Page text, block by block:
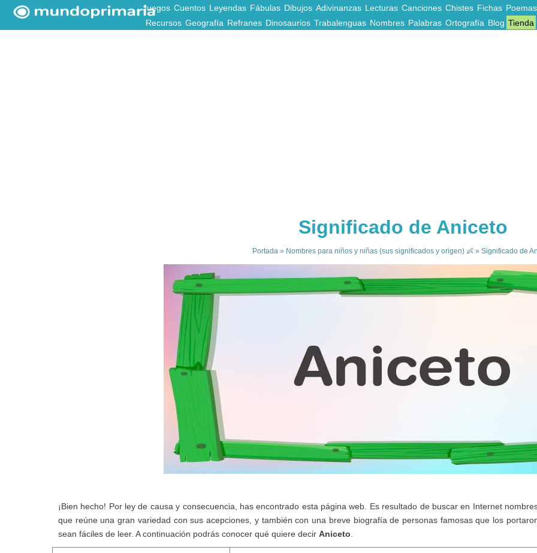
Juegos Cuentos Leyendas Fábulas Dibujos Adivinanzas Lecturas Canciones Chistes Fichas Poemas
Recursos Geografía Refranes Dinosaurios Trabalenguas Nombres Palabras Ortografía Blog Tienda
Significado de Aniceto
Portada» Nombres para niños y niñas (sus significados y origen) 👶» Significado de
¡Bien hecho! Por ley de causa y consecuencia, has encontrado esta página web. Es resultado de buscar en Internet
que reúne una gran variedad con sus acepciones, y también con una breve biografía de personas famosas que los
sean fáciles de leer. A continuación podrás conocer qué quiere decir Aniceto